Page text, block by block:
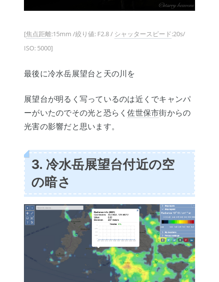
[焦点距離:15mm /絞り値: F2.8 / シャッタースピード:20s/
ISO: 5000]
最後に冷水岳展望台と天の川を
展望台が明るく写っているのは近くでキャンパ
ーがいたのでその光と恐らく佐世保市街からの
光害の影響だと思います。
3. 冷水岳展望台付近の空
の暗さ